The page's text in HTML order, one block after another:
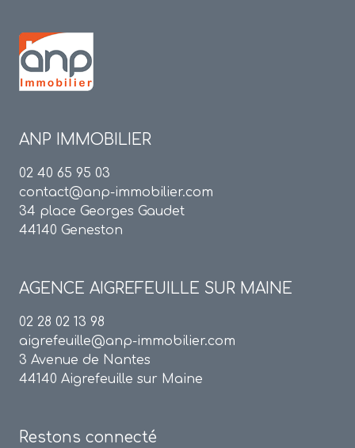
ANP IMMOBILIER
02 40 65 95 03
contact@anp-immobilier.com
34 place Georges Gaudet
44140 Geneston
AGENCE AIGREFEUILLE SUR MAINE
02 28 02 13 98
aigrefeuille@anp-immobilier.com
3 Avenue de Nantes
44140 Aigrefeuille sur Maine
Restons connecté